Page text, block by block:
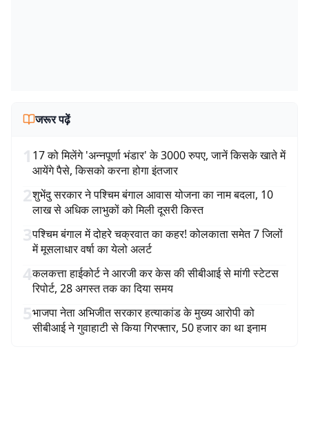
जरूर पढ़ें
1 17 को मिलेंगे 'अन्नपूर्णा भंडार' के 3000 रुपए, जानें किसके खाते में
आयेंगे पैसे, किसको करना होगा इंतजार
2शुभेंदु सरकार ने पश्चिम बंगाल आवास योजना का नाम बदला, 10
लाख से अधिक लाभुकों को मिली दूसरी किस्त
3पश्चिम बंगाल में दोहरे चक्रवात का कहर! कोलकाता समेत 7 जिलों
में मूसलाधार वर्षा का येलो अलर्ट
4कलकत्ता हाईकोर्ट ने आरजी कर केस की सीबीआई से मांगी स्टेटस
रिपोर्ट, 28 अगस्त तक का दिया समय
5भाजपा नेता अभिजीत सरकार हत्याकांड के मुख्य आरोपी को
सीबीआई ने गुवाहाटी से किया गिरफ्तार, 50 हजार का था इनाम